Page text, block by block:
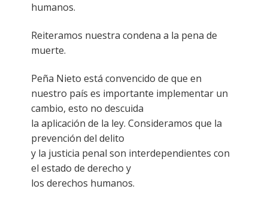
humanos.
Reiteramos nuestra condena a la pena de
muerte.
Peña Nieto está convencido de que en
nuestro país es importante implementar un
cambio, esto no descuida
la aplicación de la ley. Consideramos que la
prevención del delito
y la justicia penal son interdependientes con
el estado de derecho y
los derechos humanos.